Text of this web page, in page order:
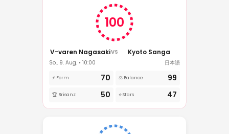
100
V-varen NagasakiVS Kyoto Sanga
So., 9. Aug. • 10:00 日本語
⚡ Form 70 ⚖️ Balance 99
🏆 Brisanz 50 ⭐ Stars 47